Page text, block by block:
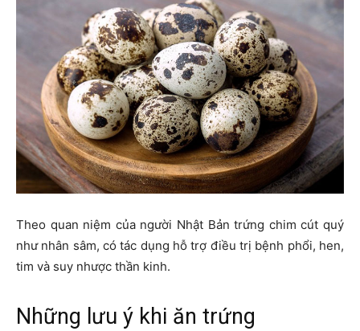
Theo quan niệm của người Nhật Bản trứng chim cút quý
như nhân sâm, có tác dụng hỗ trợ điều trị bệnh phổi, hen,
tim và suy nhược thần kinh.
Những lưu ý khi ăn trứng